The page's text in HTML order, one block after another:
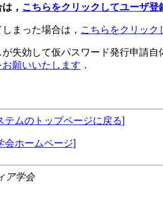
， こちらをクリックしてユーザ登
まった場合は， こちらをクリック
失効して仮パスワード発行申請自
お願いいたします ．
テムのトップページに戻る]
会ホームページ]
ア学会